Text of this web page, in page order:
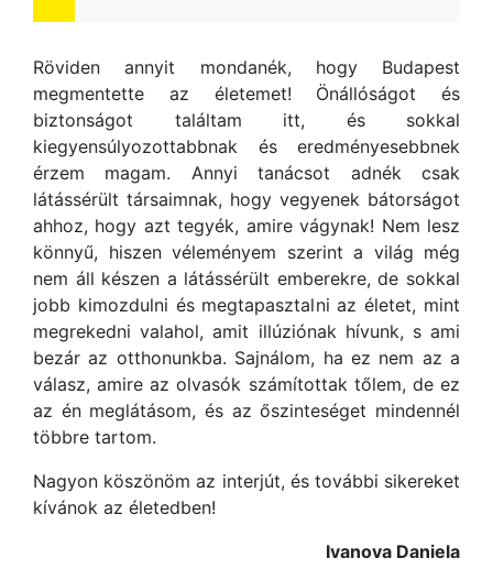
Röviden annyit mondanék, hogy Budapest
megmentette az életemet! Önállóságot és
biztonságot találtam itt, és sokkal
kiegyensúlyozottabbnak és eredményesebbnek
érzem magam. Annyi tanácsot adnék csak
látássérült társaimnak, hogy vegyenek bátorságot
ahhoz, hogy azt tegyék, amire vágynak! Nem lesz
könnyű, hiszen véleményem szerint a világ még
nem áll készen a látássérült emberekre, de sokkal
jobb kimozdulni és megtapasztalni az életet, mint
megrekedni valahol, amit illúziónak hívunk, s ami
bezár az otthonunkba. Sajnálom, ha ez nem az a
válasz, amire az olvasók számítottak tőlem, de ez
az én meglátásom, és az őszinteséget mindennél
többre tartom.
Nagyon köszönöm az interjút, és további sikereket
kívánok az életedben!
Ivanova Daniela